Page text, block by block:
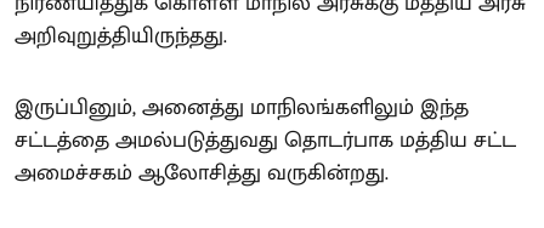
அறிவுறுத்தியிருந்தது.
இருப்பினும், அனைத்து மாநிலங்களிலும் இந்த
சட்டத்தை அமல்படுத்துவது தொடர்பாக மத்திய சட்ட
அமைச்சகம் ஆலோசித்து வருகின்றது.